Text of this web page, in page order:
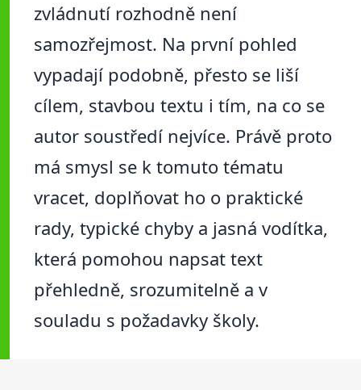
zvládnutí rozhodně není
samozřejmost. Na první pohled
vypadají podobně, přesto se liší
cílem, stavbou textu i tím, na co se
autor soustředí nejvíce. Právě proto
má smysl se k tomuto tématu
vracet, doplňovat ho o praktické
rady, typické chyby a jasná vodítka,
která pomohou napsat text
přehledně, srozumitelně a v
souladu s požadavky školy.